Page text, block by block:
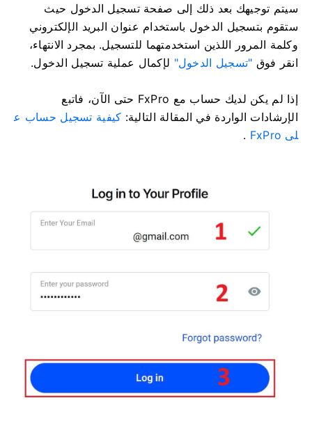
سيتم توجيهك بعد ذلك إلى صفحة تسجيل الدخول حيث
ستقوم بتسجيل الدخول باستخدام عنوان البريد الإلكتروني
وكلمة المرور اللذين استخدمتهما للتسجيل. بمجرد الانتهاء،
انقر فوق "تسجيل الدخول" لإكمال عملية تسجيل الدخول.
إذا لم يكن لديك حساب مع FxPro حتى الآن، فاتبع
الإرشادات الواردة في المقالة التالية: كيفية تسجيل حساب ع
لى FxPro
.